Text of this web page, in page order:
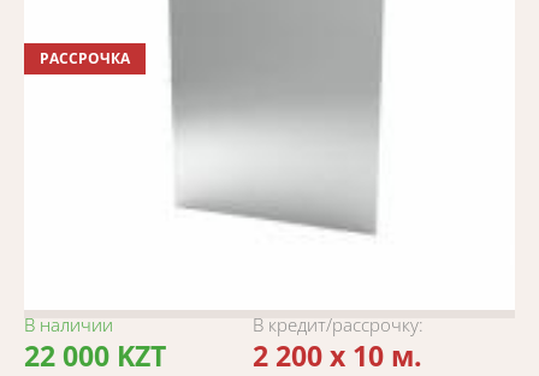
РАССРОЧКА
В наличии
22 000 KZT
В кредит/рассрочку:
2 200 x 10 м.